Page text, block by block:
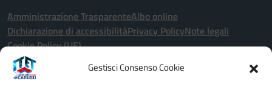
Gestisci Consenso Cookie
Amministrazione TrasparenteAlbo online
Dichiarazione di accessibilitàPrivacy PolicyNote legali
Cookie Policy (UE)
Seguici su: